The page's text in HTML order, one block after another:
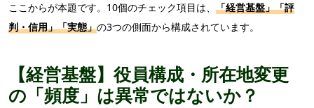
ここからが本題です。10個のチェック項目は、 「経営基盤」「評
判・信用」「実態」の3つの側面から構成されています。
【経営基盤】役員構成・所在地変更
の「頻度」は異常ではないか？